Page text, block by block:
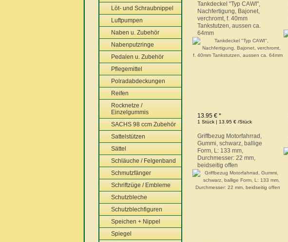
Löt- und Schraubnippel
Luftpumpen
Naben u. Zubehör
Nabenputzringe
Pedalen u. Zubehör
Pflegemittel
Polradabdeckungen
Reifen
Rocknetze /
Einzelgummis
SACHS 98 ccm Zubehör
Sattelstützen
Sättel
Schläuche / Felgenband
Schmutzfänger
Schriftzüge / Embleme
Schutzbleche
Schutzblechfiguren
Speichen + Nippel
Spiegel
Tankdeckel "Typ CAWI",
Nachfertigung, Bajonet,
verchromt, f. 40mm
Tankstutzen, aussen ca.
64mm
13.95 € *
1 Stück | 13.95 € /Stück
Griffbezug Motorfahrrad,
Gummi, schwarz, ballige
Form, L: 133 mm,
Durchmesser: 22 mm,
beidseitig offen